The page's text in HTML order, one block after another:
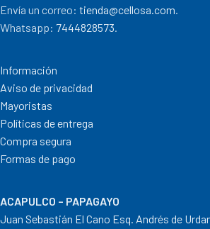
Envía un correo: tienda@cellosa.com.
Whatsapp: 7444828573.
Información
Aviso de privacidad
Mayoristas
Políticas de entrega
Compra segura
Formas de pago
ACAPULCO – PAPAGAYO
Juan Sebastián El Cano Esq. Andrés de